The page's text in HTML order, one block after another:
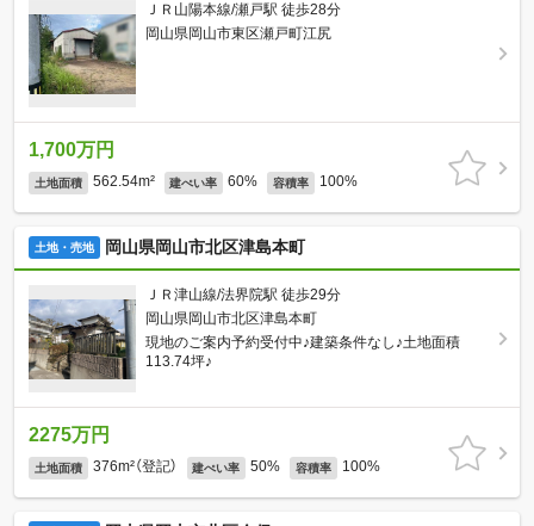
ＪＲ山陽本線/瀬戸駅 徒歩28分
岡山県岡山市東区瀬戸町江尻
1,700万円
土地面積 562.54m² 建ぺい率 60% 容積率 100%
土地・売地 岡山県岡山市北区津島本町
ＪＲ津山線/法界院駅 徒歩29分
岡山県岡山市北区津島本町
現地のご案内予約受付中♪建築条件なし♪土地面積
113.74坪♪
2275万円
土地面積 376m²（登記） 建ぺい率 50% 容積率 100%